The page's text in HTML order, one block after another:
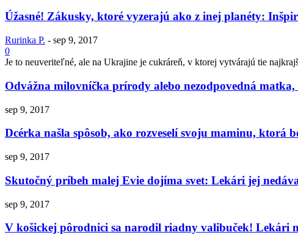
Úžasné! Zákusky, ktoré vyzerajú ako z inej planéty:
Rurinka P. - sep 9, 2017
0
Je to neuveriteľné, ale na Ukrajine je cukráreň, v ktorej vytvárajú tie
Odvážna milovníčka prírody alebo nezodpovedná
sep 9, 2017
Dcérka našla spôsob, ako rozveselí svoju maminu, ktorá
sep 9, 2017
Skutočný príbeh malej Evie dojíma svet: Lekári jej
sep 9, 2017
V košickej pôrodnici sa narodil riadny valibuček! Lekári